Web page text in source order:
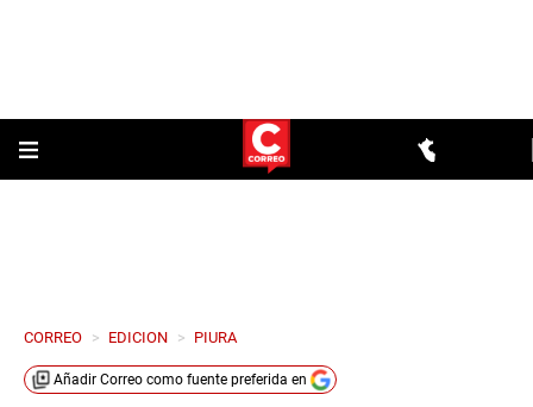
CORREO > EDICION > PIURA
Añadir Correo como fuente preferida en